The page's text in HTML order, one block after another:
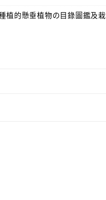
植的懸垂植物の目錄圖鑑及栽